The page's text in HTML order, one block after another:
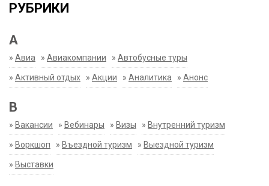
РУБРИКИ
А
» Авиа » Авиакомпании » Автобусные туры
» Активный отдых » Акции » Аналитика » Анонс
В
» Вакансии » Вебинары » Визы » Внутренний туризм
» Воркшоп » Въездной туризм » Выездной туризм
» Выставки